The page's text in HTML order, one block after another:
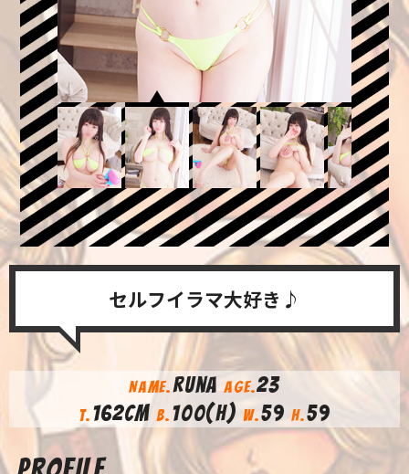
セルフイラマ大好き♪
NAME.runaAGE.23
T. 162cm B. 100(H) W.59 H.59